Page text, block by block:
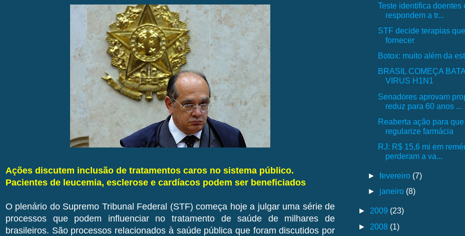
Ações discutem inclusão de tratamentos caros no sistema público.
Pacientes de leucemia, esclerose e cardíacos podem ser beneficiados
O plenário do Supremo Tribunal Federal (STF) começa hoje a julgar uma série de
processos que podem influenciar no tratamento de saúde de milhares de
brasileiros. São processos relacionados à saúde pública que foram discutidos por
Teste identifica doentes
respondem a tr...
STF decide terapias
fornecer
Botox: muito além da
BRASIL COMEÇA
VIRUS H1N1
Senadores aprovam
reduz para 60 anos ...
Reaberta ação para
regularize farmácia
RJ: R$ 15,6 mi em
perderam a va...
►fevereiro (7)
► janeiro (8)
► 2009 (23)
► 2008 (1)